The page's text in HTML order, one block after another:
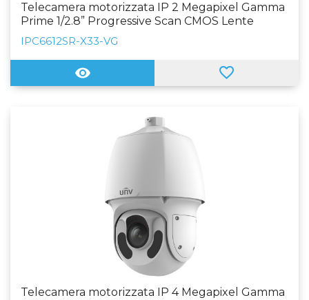
Telecamera motorizzata IP 2 Megapixel Gamma
Prime 1/2.8” Progressive Scan CMOS Lente
4.5~148.5mm (33X) Auto Iris IR LED Portata 150
m | WDR Funzioni Intelligenti SIP
IPC6612SR-X33-VG
Telecamera motorizzata IP 4 Megapixel Gamma